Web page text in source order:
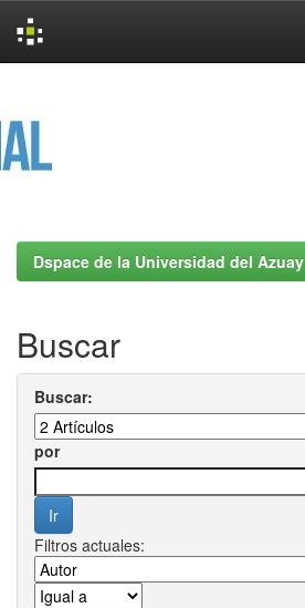
Dspace de la Universidad del Azuay
Buscar
Buscar:
por
Filtros actuales: